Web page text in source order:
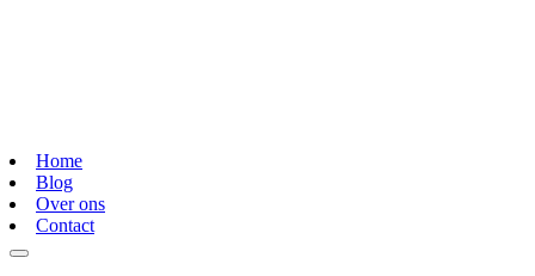
Home
Blog
Over ons
Contact